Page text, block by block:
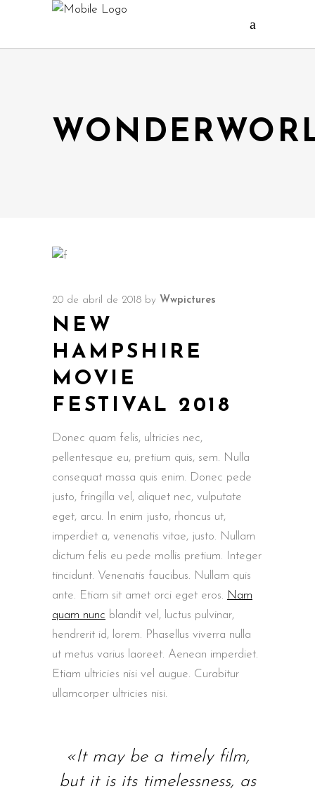
20 de abril de 2018 by Wwpictures
NEW
HAMPSHIRE
MOVIE
FESTIVAL 2018
Donec quam felis, ultricies nec,
pellentesque eu, pretium quis, sem. Nulla
consequat massa quis enim. Donec pede
justo, fringilla vel, aliquet nec, vulputate
eget, arcu. In enim justo, rhoncus ut,
imperdiet a, venenatis vitae, justo. Nullam
dictum felis eu pede mollis pretium. Integer
tincidunt. Venenatis faucibus. Nullam quis
ante. Etiam sit amet orci eget eros. Nam
quam nunc blandit vel, luctus pulvinar,
hendrerit id, lorem. Phasellus viverra nulla
ut metus varius laoreet. Aenean imperdiet.
Etiam ultricies nisi vel augue. Curabitur
ullamcorper ultricies nisi.
«It may be a timely film,
but it is its timelessness, as